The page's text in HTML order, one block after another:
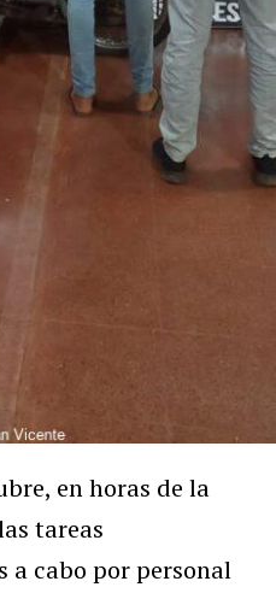
en horas de la
tareas
a cabo por personal